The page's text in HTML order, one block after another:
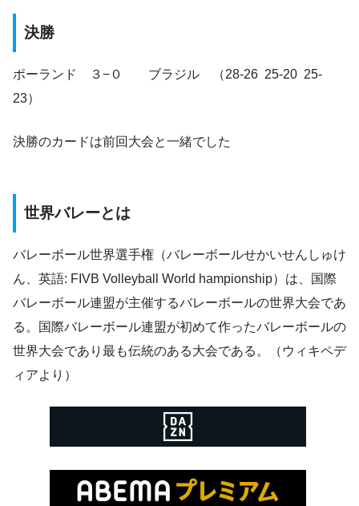
決勝
ポーランド ３−０ ブラジル （28-26 25-20 25-
23）
決勝のカードは前回大会と一緒でした
世界バレーとは
バレーボール世界選手権（バレーボールせかいせんしゅけ
ん、英語: FIVB Volleyball World hampionship）は、国際
バレーボール連盟が主催するバレーボールの世界大会であ
る。国際バレーボール連盟が初めて作ったバレーボールの
世界大会であり最も伝統のある大会である。（ウィキペデ
ィアより）